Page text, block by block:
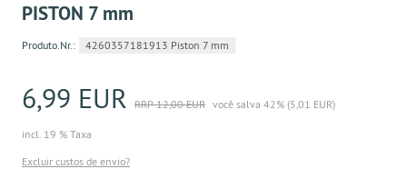
PISTON 7 mm
Produto.Nr.: 4260357181913 Piston 7 mm
6,99 EUR RRP 12,00 EUR você salva 42% (5,01 EUR)
incl. 19 % Taxa
Excluir custos de envio?